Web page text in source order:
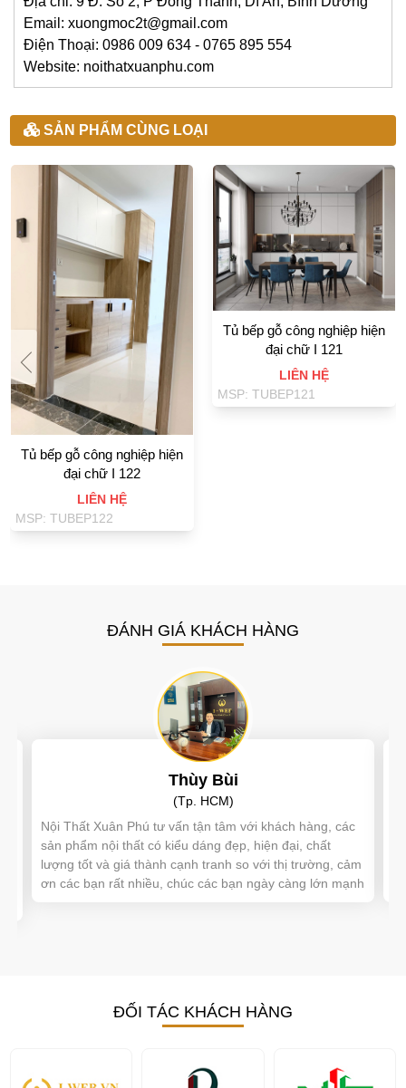
Email: xuongmoc2t@gmail.com
Điện Thoại: 0986 009 634 - 0765 895 554
Website: noithatxuanphu.com
SẢN PHẨM CÙNG LOẠI
Tủ bếp gỗ công nghiệp hiện
đại chữ I 122
LIÊN HỆ
MSP: TUBEP122
Tủ bếp gỗ công nghiệp hiện
đại chữ I 121
LIÊN HỆ
MSP: TUBEP121
ĐÁNH GIÁ KHÁCH HÀNG
Thùy Bùi
(Tp. HCM)
Nội Thất Xuân Phú tư vấn tận tâm với khách hàng, các
sản phẩm nội thất có kiểu dáng đẹp, hiện đại, chất
lượng tốt và giá thành cạnh tranh so với thị trường, cảm
ơn các bạn rất nhiều, chúc các bạn ngày càng lớn mạnh
ĐỐI TÁC KHÁCH HÀNG